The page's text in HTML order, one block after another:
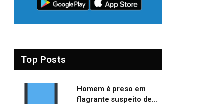
Top Posts
Homem é preso em
flagrante suspeito de